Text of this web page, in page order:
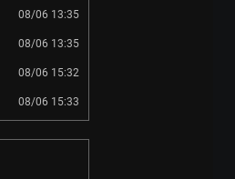
08/06 13:35
08/06 13:35
08/06 15:32
08/06 15:33